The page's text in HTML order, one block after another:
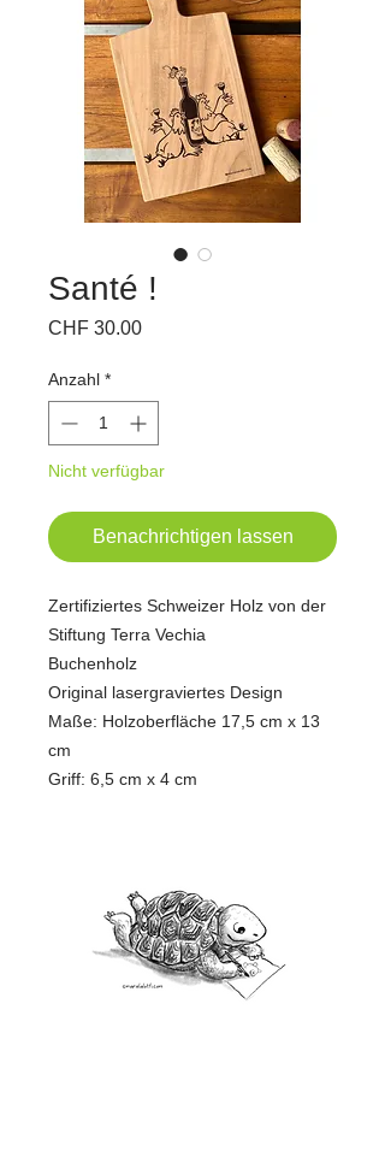
Santé !
CHF 30.00Preis
Anzahl *
Nicht verfügbar
Benachrichtigen lassen
Zertifiziertes Schweizer Holz von der
Stiftung Terra Vechia
Buchenholz
Original lasergraviertes Design
Maße: Holzoberfläche 17,5 cm x 13
cm
Griff: 6,5 cm x 4 cm